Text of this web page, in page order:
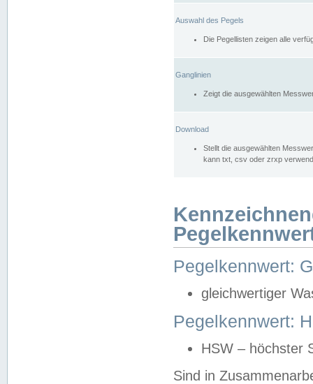
Auswahl des Pegels
Die Pegellisten zeigen alle
Ganglinien
Zeigt die ausgewählten
Download
Stellt die ausgewählten
kann txt, csv oder zrxp
Pegelkennwert:
gleichwertiger
Pegelkennwert:
HSW – höchster
Sind in